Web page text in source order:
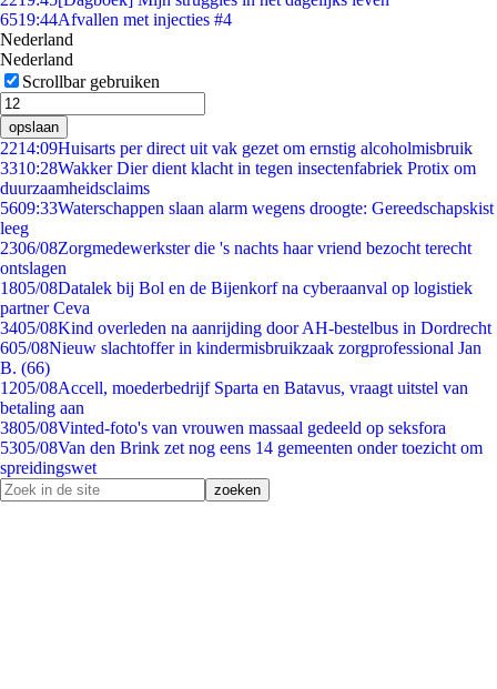
6519:44Afvallen met injecties #4
Nederland
Nederland
Scrollbar gebruiken
opslaan
2214:09Huisarts per direct uit vak gezet om ernstig alcoholmisbruik
3310:28Wakker Dier dient klacht in tegen insectenfabriek Protix om
duurzaamheidsclaims
5609:33Waterschappen slaan alarm wegens droogte: Gereedschapskist
leeg
2306/08Zorgmedewerkster die 's nachts haar vriend bezocht terecht
ontslagen
1805/08Datalek bij Bol en de Bijenkorf na cyberaanval op logistiek
partner Ceva
3405/08Kind overleden na aanrijding door AH-bestelbus in Dordrecht
605/08Nieuw slachtoffer in kindermisbruikzaak zorgprofessional Jan
B. (66)
1205/08Accell, moederbedrijf Sparta en Batavus, vraagt uitstel van
betaling aan
3805/08Vinted-foto's van vrouwen massaal gedeeld op seksfora
5305/08Van den Brink zet nog eens 14 gemeenten onder toezicht om
spreidingswet